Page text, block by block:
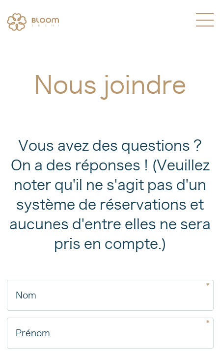
to
content
to
navigation
la passion réinventée
pour continuer à profiter de nos
sushis végétales où vous le désirez
!
Nous joindre
Vous avez des questions ?
On a des réponses ! (Veuillez
noter qu'il ne s'agit pas d'un
système de réservations et
aucunes d'entre elles ne sera
pris en compte.)
Nom
*
Prénom
*